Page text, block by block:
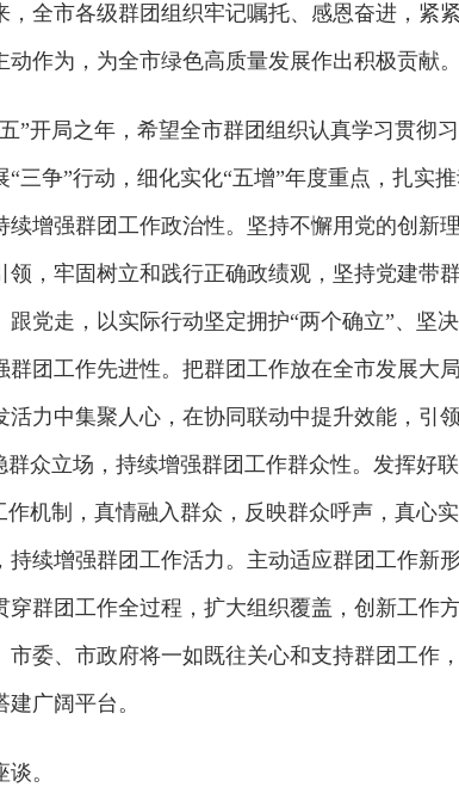
，全市各级群团组织牢记嘱托、感恩奋进，紧
作为，为全市绿色高质量发展作出积极贡献。
”开局之年，希望全市群团组织认真学习贯彻
三争”行动，细化实化“五增”年度重点，扎实
增强群团工作政治性。坚持不懈用党的创新
领，牢固树立和践行正确政绩观，坚持党建带
党走，以实际行动坚定拥护“两个确立”、坚决
团工作先进性。把群团工作放在全市发展大
力中集聚人心，在协同联动中提升效能，引
群众立场，持续增强群团工作群众性。发挥好
机制，真情融入群众，反映群众呼声，真心实
续增强群团工作活力。主动适应群团工作新
群团工作全过程，扩大组织覆盖，创新工作
委、市政府将一如既往关心和支持群团工作
广阔平台。
。